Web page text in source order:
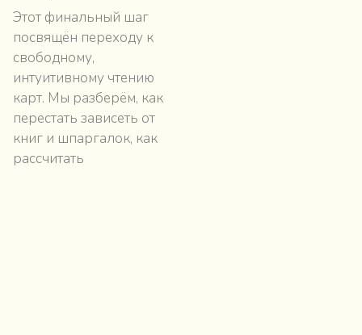
Этот финальный шаг
посвящён переходу к
свободному,
интуитивному чтению
карт. Мы разберём, как
перестать зависеть от
книг и шпаргалок, как
рассчитать